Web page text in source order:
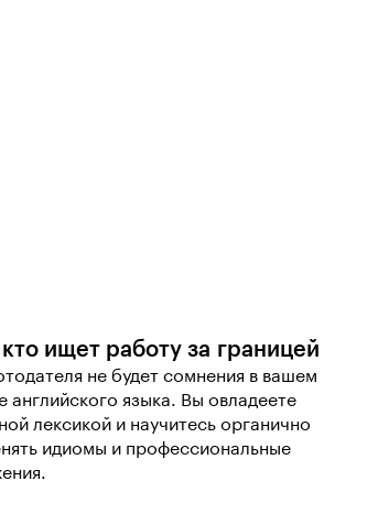
ищет работу за границей
не будет сомнения в вашем
английского языка. Вы овладеете
лексикой и научитесь органично
идиомы и профессиональные